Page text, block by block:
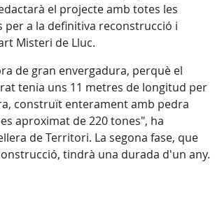
el projecte amb totes les
per a la definitiva reconstrucció i
Misteri de Lluc.
de gran envergadura, perquè el
tenia uns 11 metres de longitud per
construït enterament amb pedra
aproximat de 220 tones", ha
de Territori. La segona fase, que
tindrà una durada d'un any.